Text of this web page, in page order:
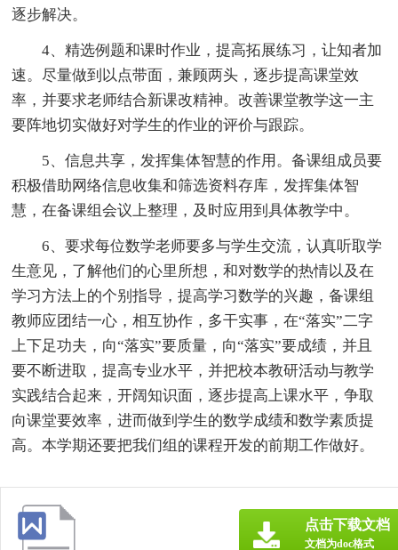
逐步解决。
4、精选例题和课时作业，提高拓展练习，让知者加
速。尽量做到以点带面，兼顾两头，逐步提高课堂效
率，并要求老师结合新课改精神。改善课堂教学这一主
要阵地切实做好对学生的作业的评价与跟踪。
5、信息共享，发挥集体智慧的作用。备课组成员要
积极借助网络信息收集和筛选资料存库，发挥集体智
慧，在备课组会议上整理，及时应用到具体教学中。
6、要求每位数学老师要多与学生交流，认真听取学
生意见，了解他们的心里所想，和对数学的热情以及在
学习方法上的个别指导，提高学习数学的兴趣，备课组
教师应团结一心，相互协作，多干实事，在“落实”二字
上下足功夫，向“落实”要质量，向“落实”要成绩，并且
要不断进取，提高专业水平，并把校本教研活动与教学
实践结合起来，开阔知识面，逐步提高上课水平，争取
向课堂要效率，进而做到学生的数学成绩和数学素质提
高。本学期还要把我们组的课程开发的前期工作做好。
点击下载文档
文档为doc格式